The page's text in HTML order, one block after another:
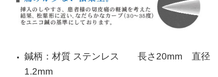
鍼柄：材質 ステンレス 長さ20mm 直径
1.2mm